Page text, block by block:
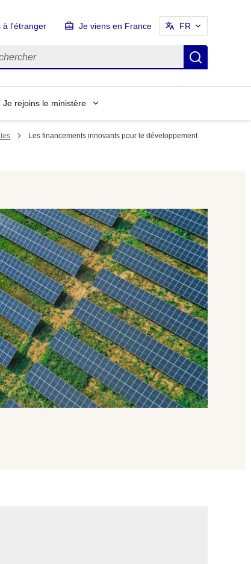
à l'étranger Je viens en France FR
Je rejoins le ministère
Les financements innovants pour le développement